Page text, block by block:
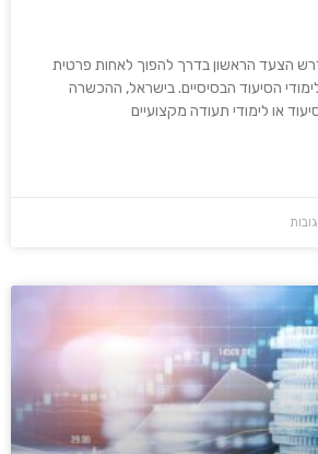
הצעד הראשון בדרך להפוך לאחות פרטית
הסיעוד הבסיסיים. בישראל, ההכשרה
או לימודי תעודה מקצועיים